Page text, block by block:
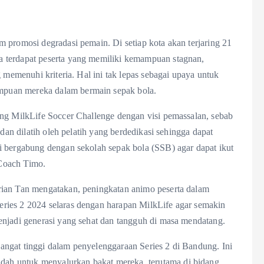
degradasi pemain. Di setiap kota akan terjaring 21
peserta yang memiliki kemampuan stagnan,
kriteria. Hal ini tak lepas sebagai upaya untuk
mereka dalam bermain sepak bola.
MilkLife Soccer Challenge dengan visi pemassalan, sebab
dilatih oleh pelatih yang berdedikasi sehingga dapat
dengan sekolah sepak bola (SSB) agar dapat ikut
Timo.
Tan mengatakan, peningkatan animo peserta dalam
2 2024 selaras dengan harapan MilkLife agar semakin
generasi yang sehat dan tangguh di masa mendatang.
tinggi dalam penyelenggaraan Series 2 di Bandung. Ini